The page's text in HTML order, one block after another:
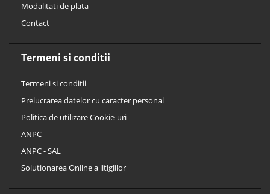
Modalitati de plata
Contact
Termeni si conditii
Termeni si conditii
Prelucrarea datelor cu caracter personal
Politica de utilizare Cookie-uri
ANPC
ANPC - SAL
Solutionarea Online a litigiilor